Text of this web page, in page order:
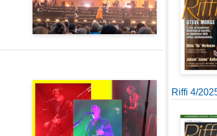
Riffi 4/